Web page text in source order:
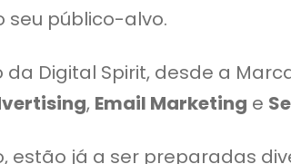
público-alvo.
da Digital Spirit, desde a
, Email Marketing e
estão já a ser preparadas